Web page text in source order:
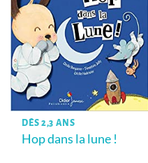
DÈS 2,3 ANS
Hop dans la lune !